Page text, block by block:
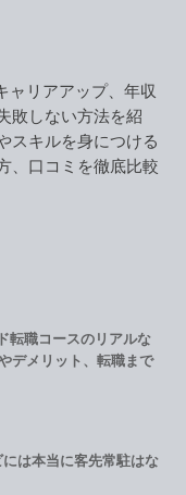
ャリアアップ、年収
敗しない方法を紹
スキルを身につける
、口コミを徹底比較
転職コースのリアルな
デメリット、転職まで
には本当に客先常駐はな